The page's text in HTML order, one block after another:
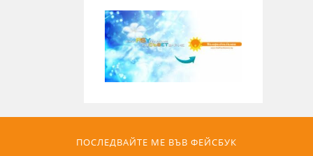
ПОСЛЕДВАЙТЕ МЕ ВЪВ ФЕЙСБУК